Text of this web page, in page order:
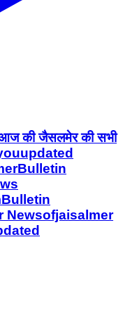
आज की जैसलमेर की सभी
Newsofjaisalmer